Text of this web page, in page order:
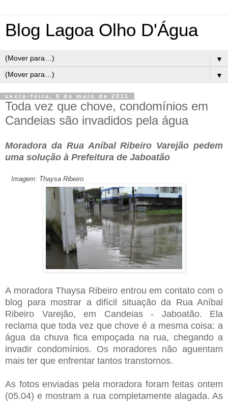
Blog Lagoa Olho D'Água
▼
▼
sexta-feira, 6 de maio de 2011
Toda vez que chove, condomínios em
Candeias são invadidos pela água
Moradora da Rua Aníbal Ribeiro Varejão pedem
uma solução à Prefeitura de Jaboatão
Imagem: Thaysa Ribeiro
A moradora Thaysa Ribeiro entrou em contato com o
blog para mostrar a difícil situação da Rua Aníbal
Ribeiro Varejão, em Candeias - Jaboatão. Ela
reclama que toda vez que chove é a mesma coisa: a
água da chuva fica empoçada na rua, chegando a
invadir condomínios. Os moradores não aguentam
mais ter que enfrentar tantos transtornos.
As fotos enviadas pela moradora foram feitas ontem
(05.04) e mostram a rua completamente alagada. As